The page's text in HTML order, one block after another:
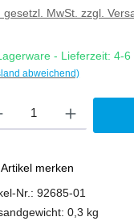
gesetzl. MwSt. zzgl.
- Lieferzeit: 4-6
abweichend)
Artikel merken
Nr.:92685-01
0,3 kg